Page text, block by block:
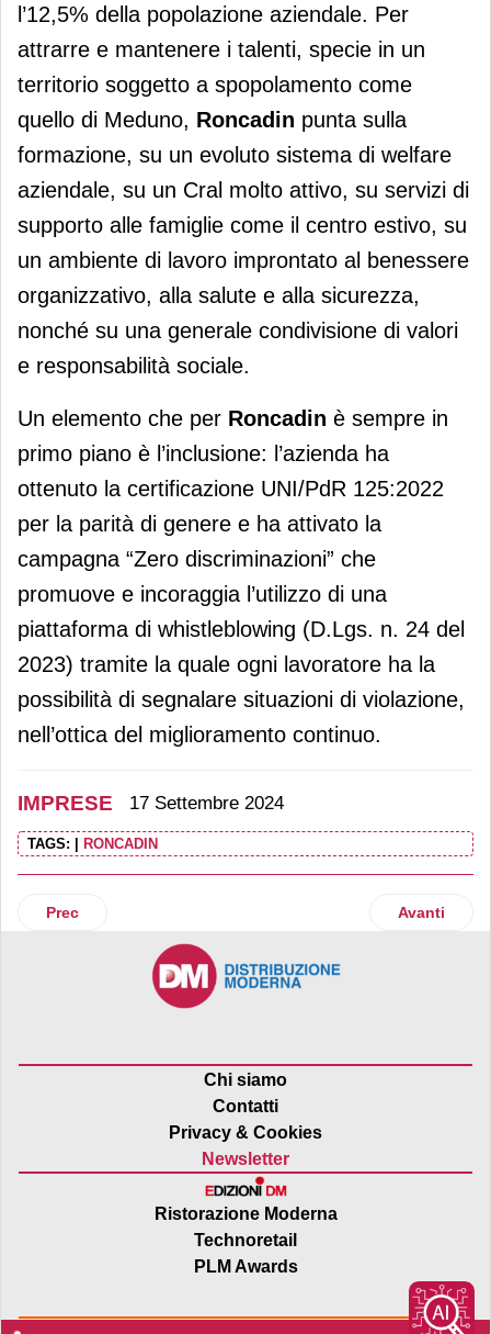
l’12,5% della popolazione aziendale. Per
attrarre e mantenere i talenti, specie in un
territorio soggetto a spopolamento come
quello di Meduno, Roncadin punta sulla
formazione, su un evoluto sistema di welfare
aziendale, su un Cral molto attivo, su servizi di
supporto alle famiglie come il centro estivo, su
un ambiente di lavoro improntato al benessere
organizzativo, alla salute e alla sicurezza,
nonché su una generale condivisione di valori
e responsabilità sociale.
Un elemento che per Roncadin è sempre in
primo piano è l’inclusione: l’azienda ha
ottenuto la certificazione UNI/PdR 125:2022
per la parità di genere e ha attivato la
campagna “Zero discriminazioni” che
promuove e incoraggia l’utilizzo di una
piattaforma di whistleblowing (D.Lgs. n. 24 del
2023) tramite la quale ogni lavoratore ha la
possibilità di segnalare situazioni di violazione,
nell’ottica del miglioramento continuo.
IMPRESE 17 Settembre 2024
TAGS: | RONCADIN
Articolo precedente: Henkel presenta Pattex Millechiodi
Prec Articolo
Avanti
Chi siamo
Contatti
Privacy & Cookies
Newsletter
Ristorazione Moderna
Technoretail
PLM Awards